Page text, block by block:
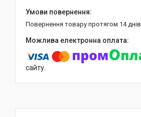
повернення товару протягом 14 днів
сайту.